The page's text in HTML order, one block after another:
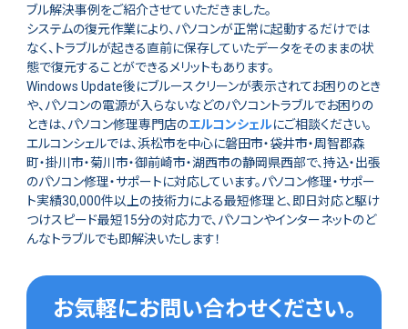
ブル解決事例をご紹介させていただきました。
システムの復元作業により、パソコンが正常に起動するだけでは
なく、トラブルが起きる直前に保存していたデータをそのままの状
態で復元することができるメリットもあります。
Windows Update後にブルースクリーンが表示されてお困りのとき
や、パソコンの電源が入らないなどのパソコントラブルでお困りの
ときは、パソコン修理専門店のエルコンシェルにご相談ください。
エルコンシェルでは、浜松市を中心に磐田市・袋井市・周智郡森
町・掛川市・菊川市・御前崎市・湖西市の静岡県西部で、持込・出張
のパソコン修理・サポートに対応しています。パソコン修理・サポー
ト実績30,000件以上の技術力による最短修理と、即日対応と駆け
つけスピード最短15分の対応力で、パソコンやインターネットのど
んなトラブルでも即解決いたします！
お気軽にお問い合わせください。